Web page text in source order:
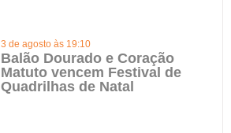
3 de agosto às 19:10
Balão Dourado e Coração
Matuto vencem Festival de
Quadrilhas de Natal